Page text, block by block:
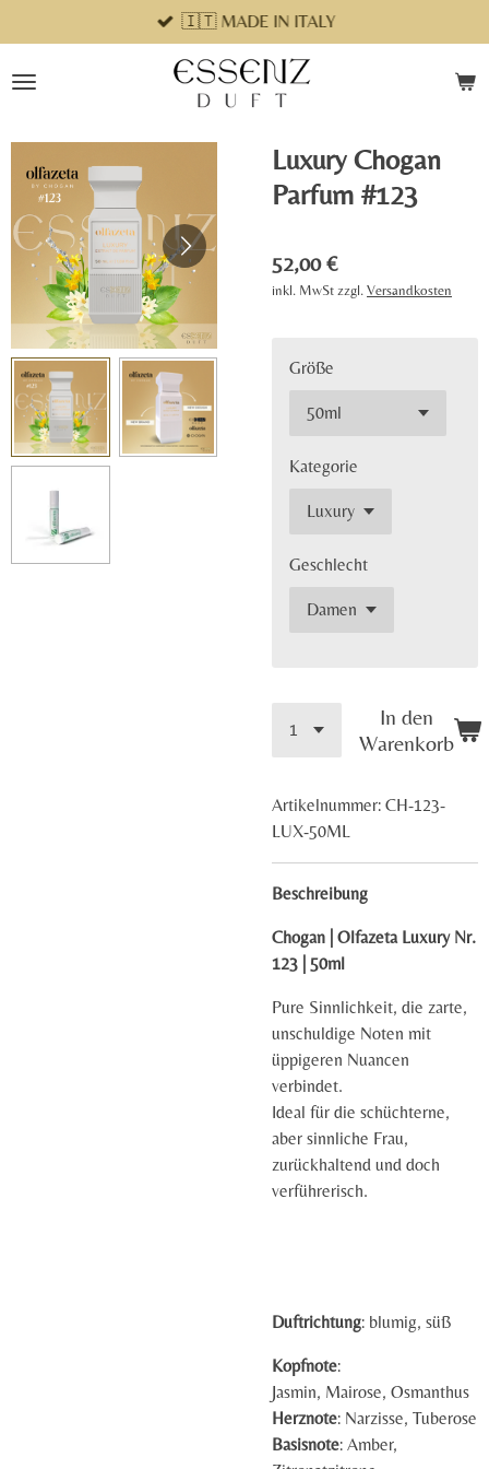
Hauptinhalt
springen
🇮🇹 MADE IN ITALY
Luxury Chogan
Parfum #123
52,00 €
inkl. MwSt zzgl. Versandkosten
Größe
Kategorie
Geschlecht
In den
Warenkorb
Artikelnummer: CH-123-
LUX-50ML
Beschreibung
Chogan | Olfazeta Luxury Nr.
123 | 50ml
Pure Sinnlichkeit, die zarte,
unschuldige Noten mit
üppigeren Nuancen
verbindet.
Ideal für die schüchterne,
aber sinnliche Frau,
zurückhaltend und doch
verführerisch.
Duftrichtung: blumig, süß
Kopfnote:
Jasmin, Mairose, Osmanthus
Herznote: Narzisse, Tuberose
Basisnote: Amber,